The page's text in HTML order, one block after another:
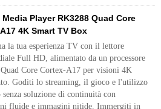
Media Player RK3288 Quad Core
4K Smart TV Box
la tua esperienza TV con il lettore
Full HD, alimentato da un processore
Core Cortex-A17 per visioni 4K
Goditi lo streaming, il gioco e l'utilizzo
senza soluzione di continuità con
fluide e immagini nitide. Immergiti in